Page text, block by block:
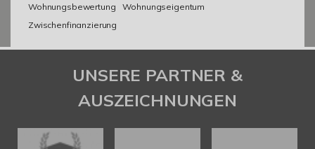
Wohnungsbewertung
Wohnungseigentum
Zwischenfinanzierung
UNSERE PARTNER &
AUSZEICHNUNGEN